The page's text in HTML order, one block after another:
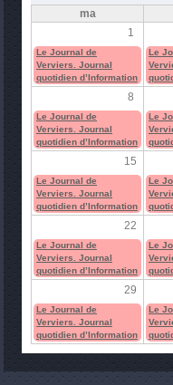
ma
1
Le Journal de
Verviers. Journal
quotidien d’Information
Le
8
Le Journal de
Verviers. Journal
quotidien d’Information
Le
15
Le Journal de
Verviers. Journal
quotidien d’Information
Le
22
Le Journal de
Verviers. Journal
quotidien d’Information
Le
29
Le Journal de
Verviers. Journal
quotidien d’Information
Le